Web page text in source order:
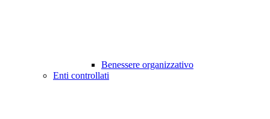
Benessere organizzativo
Enti controllati